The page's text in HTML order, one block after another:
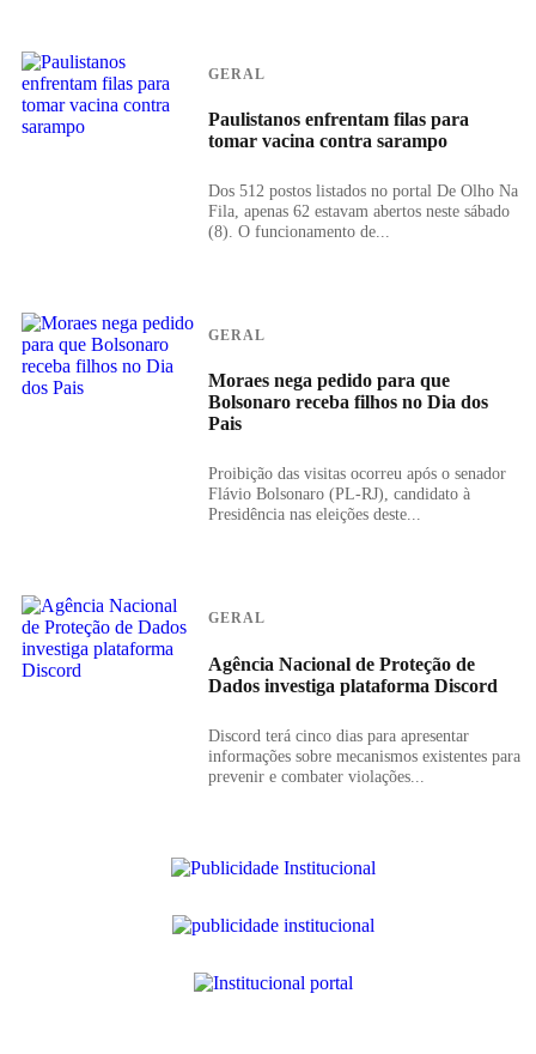
GERAL
Paulistanos enfrentam filas para
tomar vacina contra sarampo
Dos 512 postos listados no portal De Olho Na
Fila, apenas 62 estavam abertos neste sábado
(8). O funcionamento de...
GERAL
Moraes nega pedido para que
Bolsonaro receba filhos no Dia dos
Pais
Proibição das visitas ocorreu após o senador
Flávio Bolsonaro (PL-RJ), candidato à
Presidência nas eleições deste...
GERAL
Agência Nacional de Proteção de
Dados investiga plataforma Discord
Discord terá cinco dias para apresentar
informações sobre mecanismos existentes para
prevenir e combater violações...